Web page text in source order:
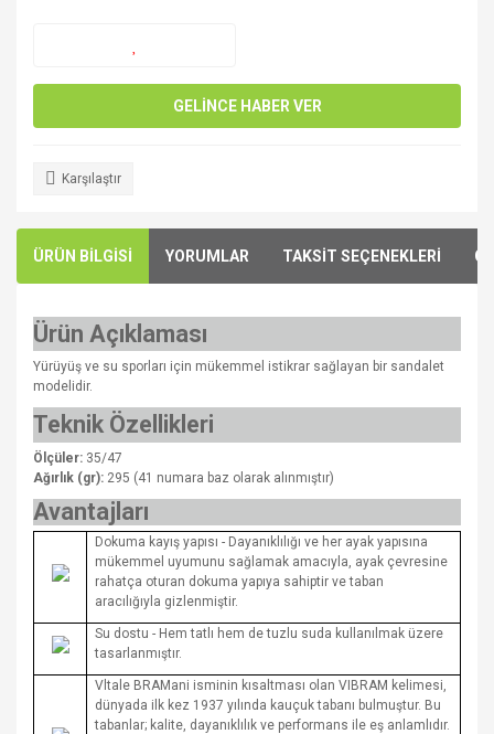
GELİNCE HABER VER
Karşılaştır
ÜRÜN BİLGİSİ YORUMLAR TAKSİT SEÇENEKLERİ
Ürün Açıklaması
Yürüyüş ve su sporları için mükemmel istikrar sağlayan bir sandalet
modelidir.
Teknik Özellikleri
Ölçüler: 35/47
Ağırlık (gr): 295 (41 numara baz olarak alınmıştır)
Avantajları
Dokuma kayış yapısı - Dayanıklılığı ve her ayak yapısına
mükemmel uyumunu sağlamak amacıyla, ayak çevresine
rahatça oturan dokuma yapıya sahiptir ve taban
aracılığıyla gizlenmiştir.
Su dostu - Hem tatlı hem de tuzlu suda kullanılmak üzere
tasarlanmıştır.
Vltale BRAMani isminin kısaltması olan VIBRAM kelimesi,
dünyada ilk kez 1937 yılında kauçuk tabanı bulmuştur. Bu
tabanlar; kalite, dayanıklılık ve performans ile eş anlamlıdır.